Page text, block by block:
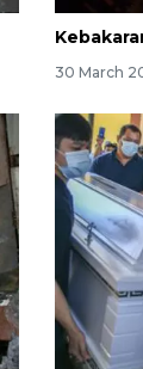
30 March